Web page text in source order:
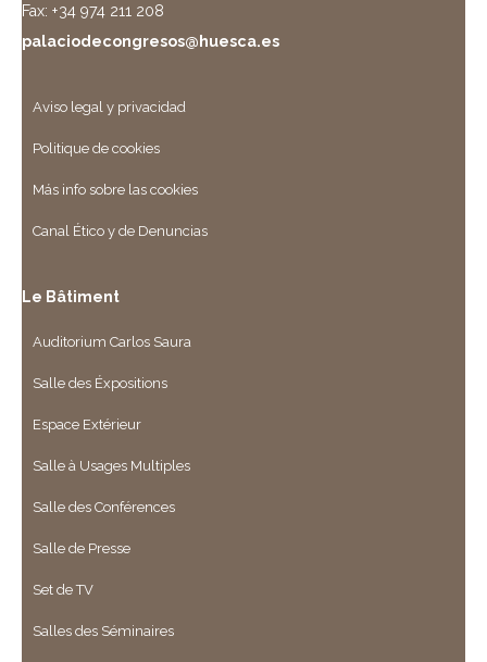
Fax: +34 974 211 208
palaciodecongresos@huesca.es
Aviso legal y privacidad
Politique de cookies
Más info sobre las cookies
Canal Ético y de Denuncias
Le Bâtiment
Auditorium Carlos Saura
Salle des Éxpositions
Espace Extérieur
Salle à Usages Multiples
Salle des Conférences
Salle de Presse
Set de TV
Salles des Séminaires